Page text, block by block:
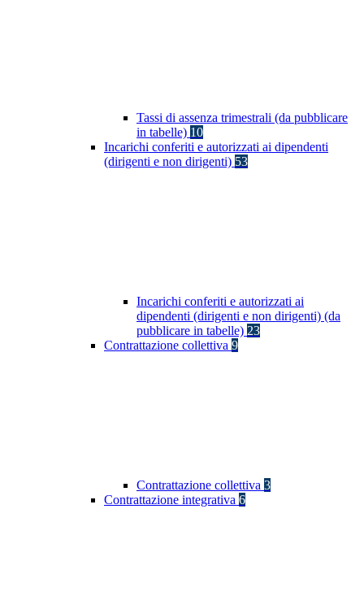
Tassi di assenza trimestrali (da pubblicare
in tabelle) 10
Incarichi conferiti e autorizzati ai dipendenti
(dirigenti e non dirigenti) 53
Incarichi conferiti e autorizzati ai
dipendenti (dirigenti e non dirigenti) (da
pubblicare in tabelle) 23
Contrattazione collettiva 9
Contrattazione collettiva 3
Contrattazione integrativa 6